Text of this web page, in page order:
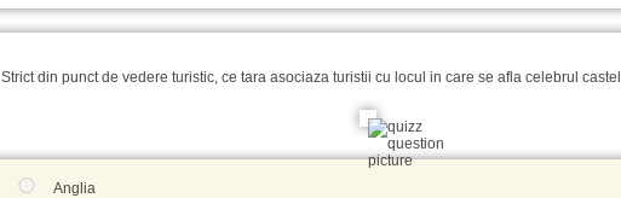
Strict din punct de vedere turistic, ce tara asociaza turistii cu locul in care se afla celebrul
Anglia